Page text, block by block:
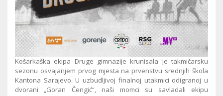
Košarkaška ekipa Druge gimnazije krunisala je takmičarsku
sezonu osvajanjem prvog mjesta na prvenstvu srednjih škola
Kantona Sarajevo. U uzbudljivoj finalnoj utakmici odigranoj u
dvorani „Goran Čengić“, naši momci su savladali ekipu